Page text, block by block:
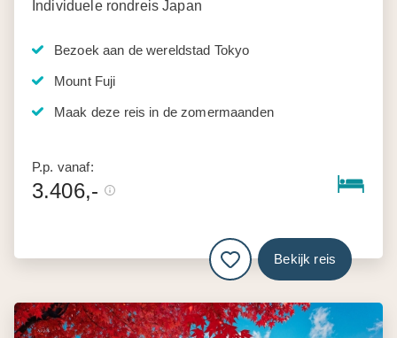
Individuele rondreis Japan
Bezoek aan de wereldstad Tokyo
Mount Fuji
Maak deze reis in de zomermaanden
P.p. vanaf:
3.406,-
Bekijk reis